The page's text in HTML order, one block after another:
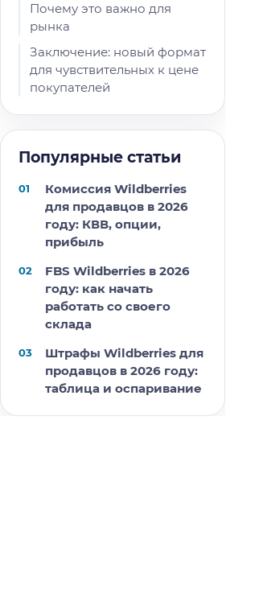
Почему это важно для
рынка
Заключение: новый формат
для чувствительных к цене
покупателей
Популярные статьи
Комиссия Wildberries
для продавцов в 2026
году: КВВ, опции,
прибыль
FBS Wildberries в 2026
году: как начать
работать со своего
склада
Штрафы Wildberries для
продавцов в 2026 году:
таблица и оспаривание